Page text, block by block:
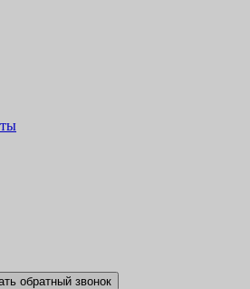
обратный звонок